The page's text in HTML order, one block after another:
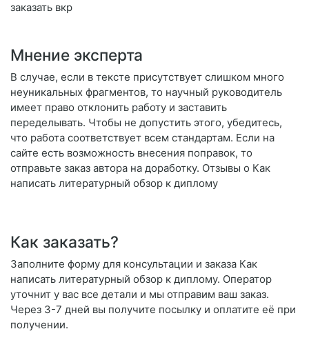
заказать вкр
Мнение эксперта
В случае, если в тексте присутствует слишком много
неуникальных фрагментов, то научный руководитель
имеет право отклонить работу и заставить
переделывать. Чтобы не допустить этого, убедитесь,
что работа соответствует всем стандартам. Если на
сайте есть возможность внесения поправок, то
отправьте заказ автора на доработку. Отзывы о Как
написать литературный обзор к диплому
Как заказать?
Заполните форму для консультации и заказа Как
написать литературный обзор к диплому. Оператор
уточнит у вас все детали и мы отправим ваш заказ.
Через 3-7 дней вы получите посылку и оплатите её при
получении.